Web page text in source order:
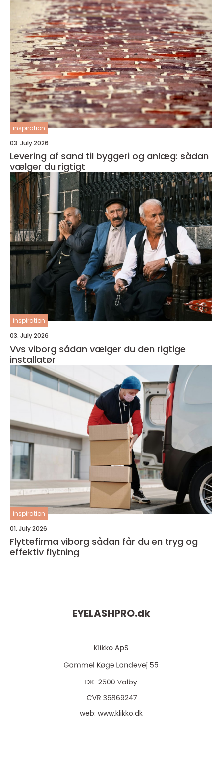
inspiration
03. July 2026
Levering af sand til byggeri og anlæg: sådan
vælger du rigtigt
inspiration
03. July 2026
Vvs viborg sådan vælger du den rigtige
installatør
inspiration
01. July 2026
Flyttefirma viborg sådan får du en tryg og
effektiv flytning
EYELASHPRO.dk
web: www.klikko.dk